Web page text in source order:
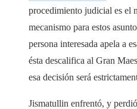
procedimiento judicial es el
mecanismo para estos
persona interesada apela a
ésta descalifica al Gran
esa decisión será
Jismatullin enfrentó, y